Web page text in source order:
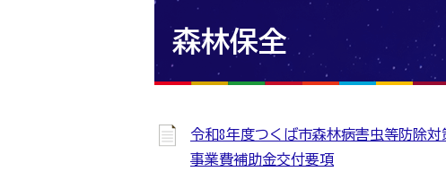
森林保全
令和8年度つくば市森林病害虫等防除対
事業費補助金交付要項